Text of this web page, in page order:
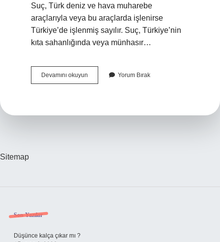
Suç, Türk deniz ve hava muharebe
araçlarıyla veya bu araçlarda işlenirse
Türkiye’de işlenmiş sayılır. Suç, Türkiye’nin
kıta sahanlığında veya münhasır…
Devamını okuyun
Yoluyla
Yorum Bırak
Sitemap
Sidebar
Son Yazılar
Düşünce kalça çıkar mı ?